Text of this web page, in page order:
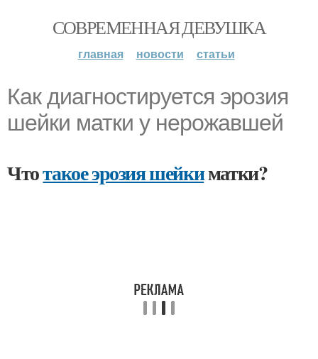
СОВРЕМЕННАЯ ДЕВУШКА
главная новости статьи
Как диагностируется эрозия
шейки матки у нерожавшей
Чтотакое эрозия шейкиматки?